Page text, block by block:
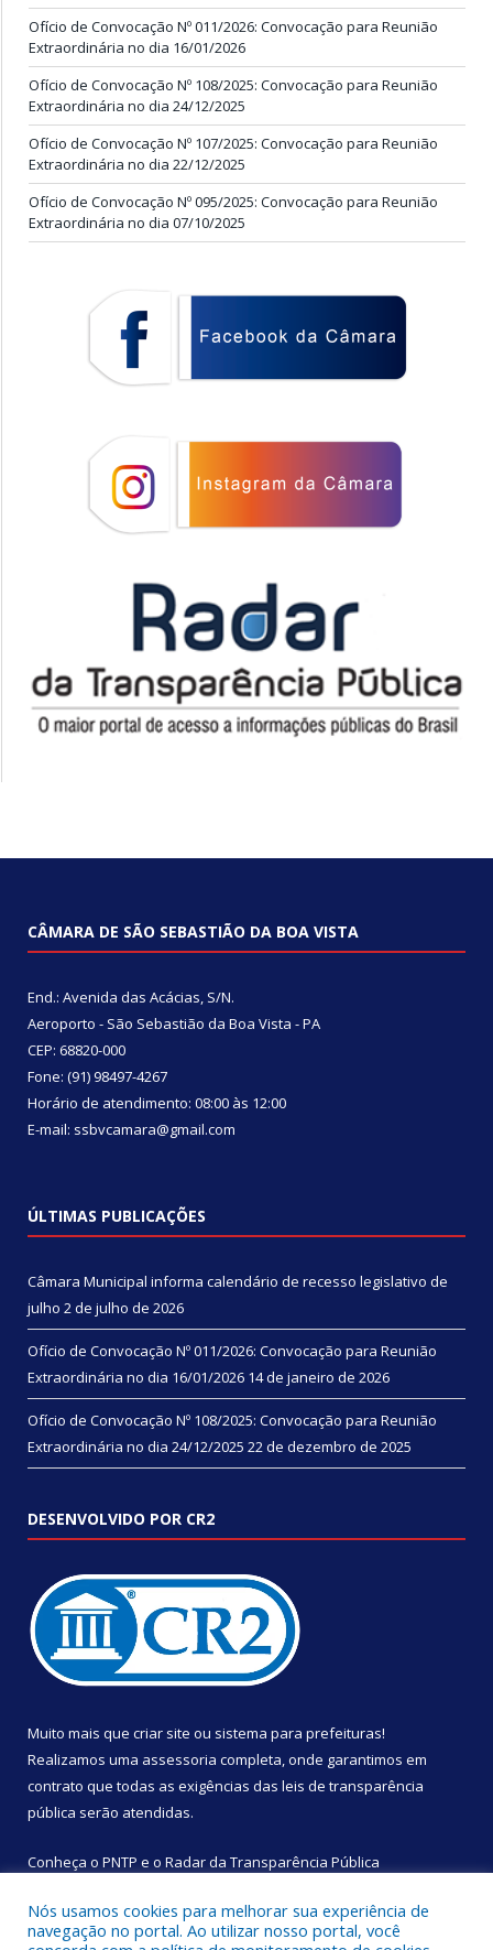
Ofício de Convocação Nº 011/2026: Convocação para Reunião
Extraordinária no dia 16/01/2026
Ofício de Convocação Nº 108/2025: Convocação para Reunião
Extraordinária no dia 24/12/2025
Ofício de Convocação Nº 107/2025: Convocação para Reunião
Extraordinária no dia 22/12/2025
Ofício de Convocação Nº 095/2025: Convocação para Reunião
Extraordinária no dia 07/10/2025
CÂMARA DE SÃO SEBASTIÃO DA BOA VISTA
End.: Avenida das Acácias, S/N.
Aeroporto - São Sebastião da Boa Vista - PA
CEP: 68820-000
Fone: (91) 98497-4267
Horário de atendimento: 08:00 às 12:00
E-mail: ssbvcamara@gmail.com
ÚLTIMAS PUBLICAÇÕES
Câmara Municipal informa calendário de recesso legislativo de
julho 2 de julho de 2026
Ofício de Convocação Nº 011/2026: Convocação para Reunião
Extraordinária no dia 16/01/2026 14 de janeiro de 2026
Ofício de Convocação Nº 108/2025: Convocação para Reunião
Extraordinária no dia 24/12/2025 22 de dezembro de 2025
DESENVOLVIDO POR CR2
Muito mais que criar site ou sistema para prefeituras!
Realizamos uma assessoria completa, onde garantimos em
contrato que todas as exigências das leis de transparência
pública serão atendidas.
Conheça o PNTP e o Radar da Transparência Pública
Nós usamos cookies para melhorar sua experiência de
navegação no portal. Ao utilizar nosso portal, você